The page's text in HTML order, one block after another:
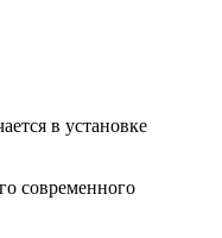
в установке
современного